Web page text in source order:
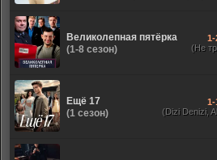
Великолепная пятёрка
(1-8 сезон)
1-
(Не
Ещё 17
(1 сезон)
1-
(Dizi Denizi,